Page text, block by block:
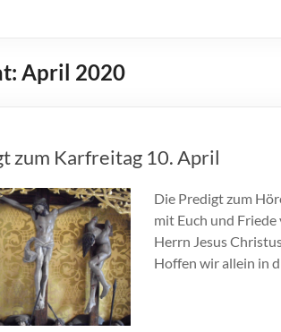
April 2020
zum Karfreitag 10. April
Die Predigt zum
mit Euch und
Herrn Jesus
Hoffen wir allein in